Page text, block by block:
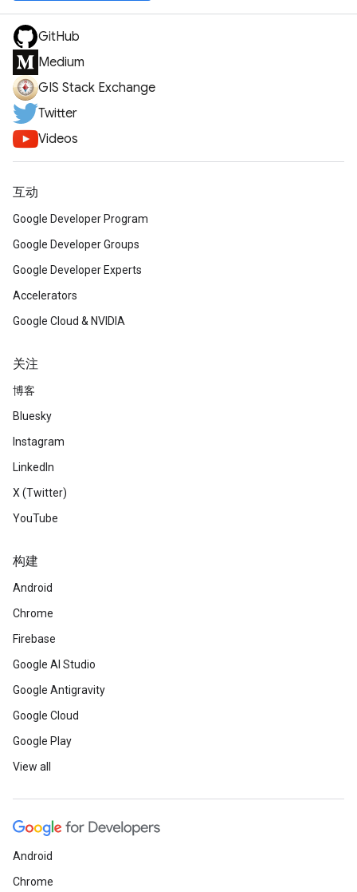
GitHub
Medium
GIS Stack Exchange
Twitter
Videos
互动
Google Developer Program
Google Developer Groups
Google Developer Experts
Accelerators
Google Cloud & NVIDIA
关注
博客
Bluesky
Instagram
LinkedIn
X (Twitter)
YouTube
构建
Android
Chrome
Firebase
Google AI Studio
Google Antigravity
Google Cloud
Google Play
View all
Android
Chrome